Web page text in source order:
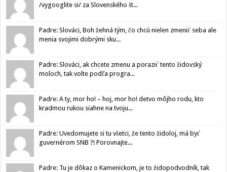
/vygooglite si/ za Slovenského št...
Padre: Slováci, Boh žehná tým, čo chcú nielen zmeniť seba ale
menia svojimi dobrými sku...
Padre: Slováci, ak chcete zmenu a poraziť tento židovský
moloch, tak volte podľa progra...
Padre: A ty, mor ho! – hoj, mor ho! detvo môjho rodu, kto
kradmou rukou siahne na tvoju...
Padre: Uvedomujete si tu všetci, že tento židoloj, má byť
guvernérom SNB ?! Porovnajte...
Padre: Tu je dôkaz o Kamenickom, je to židopodvodník, tak